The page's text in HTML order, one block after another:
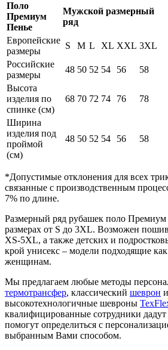
Поло
Премиум
Пенье
Мужской размерный
ряд
Европейские
размеры
S M L XL XXL 3XL
Российские
размеры
48 50 52 54 56
58
Высота
изделия по
спинке (см)
68 70 72 74 76 78
Ширина
изделия под
проймой
(см)
48 50 52 54 56 58
*Допустимые отклонения для всех
связанные с производственным
7% по длине.
Размерный ряд рубашек поло Премиум
размерах от S до 3XL. Возможен пошив
XS-5XL, а также детских и
крой унисекс – модели подходящие
женщинам.
Мы предлагаем любые методы
термотрансфер, классический шеврон
высокотехнологичные шевроны
квалифицированные сотрудники
помогут определиться с
выбранным Вами способом.